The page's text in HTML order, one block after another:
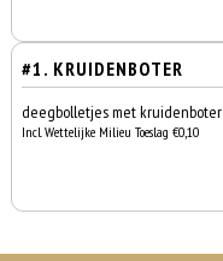
#1. KRUIDENBOTER
deegbolletjes met kruidenboter
Incl. Wettelijke Milieu Toeslag €0,10